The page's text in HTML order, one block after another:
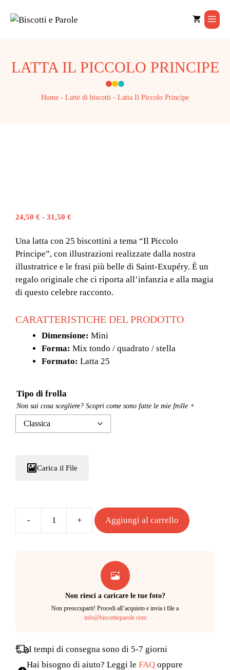
LATTA IL PICCOLO PRINCIPE
Home - Latte di biscotti - Latta Il Piccolo Principe
24,50 € - 31,50 €Fascia
prezzo:
da
24,50 €
31,50 €
Una latta con 25 biscottini a tema “Il Piccolo
Principe”, con illustrazioni realizzate dalla nostra
illustratrice e le frasi più belle di Saint-Exupéry. È un
regalo originale che ci riporta all’infanzia e alla magia
di questo celebre racconto.
CARATTERISTICHE DEL PRODOTTO
Dimensione: Mini
Forma: Mix tondo / quadrato / stella
Formato: Latta 25
Tipo di frolla
Non sai cosa scegliere? Scopri come sono fatte le mie frolle +
Carica il File
Latta
quantità
Aggiungi al carrello
Non riesci a caricare le tue foto?
Non preoccuparti! Procedi all’acquisto e invia i file a
info@biscottieparole.com
I tempi di consegna sono di 5-7 giorni
Hai bisogno di aiuto? Leggi le FAQ oppure